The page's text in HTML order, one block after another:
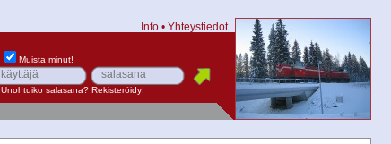
Info • Yhteystiedot
Muista minut!
Unohtuiko salasana? Rekisteröidy!